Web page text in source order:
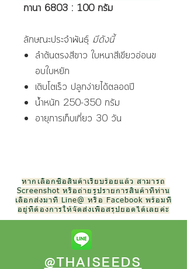
กานา 6803 : 100 กรัม
ลักษณะประจำพันธุ์ มีดังนี้
ลำต้นตรงสีขาว ใบหนาสีเขียวอ่อนข
อบใบหยัก
เติบโตเร็ว ปลูกง่ายได้ตลอดปี
น้ำหนัก 250-350 กรัม
อายุการเก็บเกี่ยว 30 วัน
หากเลือกซื้อสินค้าเรียบร้อยแล้ว สามารถ
Screenshot หรือถ่ายรูปรายการสินค้าที่ท่าน
เลือกส่งมาที่ Line@ หรือ Facebook พร้อมที่
อยู่ที่ต้องการให้จัดส่งเพื่อสรุปยอดได้เลยค่ะ
@THAISEEDS